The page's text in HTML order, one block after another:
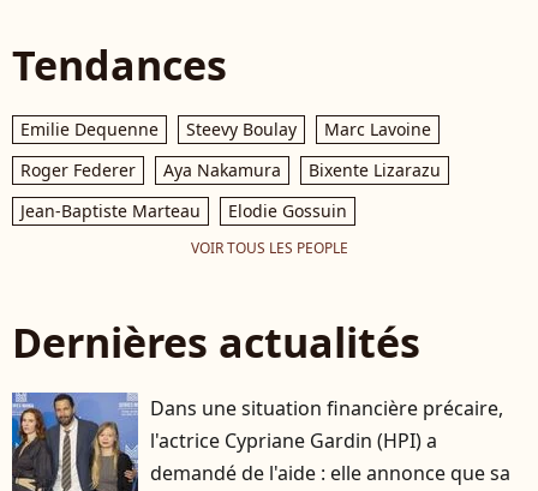
pape Léon XIV avec le
prince Albert II de
Charlène,le prince
Jacques et la princesse
Gabriella - Entretien
au palais pricnier et
photo officielle - Visite
Bebert - Dominique
Bebert - Dominique
Jacovides / Bestimage
Tendances
Emilie Dequenne Steevy Boulay
Marc Lavoine
Roger Federer
Aya Nakamura
Bixente Lizarazu
Jean-Baptiste Marteau
Elodie Gossuin
VOIR TOUS LES PEOPLE
Dernières actualités
Dans une situation financière précaire,
l'actrice Cypriane Gardin (HPI) a
demandé de l'aide : elle annonce que sa